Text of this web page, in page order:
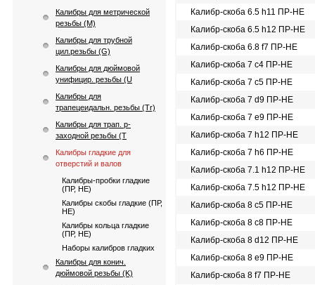
Калибры для метрической
резьбы (М)
Калибры для трубной
цил.резьбы (G)
Калибры для дюймовой
унифицир. резьбы (U
Калибры для
трапецеидальн. резьбы (Tr)
Калибры для трап. p-
заходной резьбы (T
Калибры гладкие для
отверстий и валов
Калибры-пробки гладкие
(ПР, НЕ)
Калибры скобы гладкие (ПР,
НЕ)
Калибры кольца гладкие
(ПР, НЕ)
Наборы калибров гладких
Калибры для конич.
дюймовой резьбы (K)
Калибр-скоба 6.5 h11 ПР-НЕ
Калибр-скоба 6.5 h12 ПР-НЕ
Калибр-скоба 6.8 f7 ПР-НЕ
Калибр-скоба 7 c4 ПР-НЕ
Калибр-скоба 7 c5 ПР-НЕ
Калибр-скоба 7 d9 ПР-НЕ
Калибр-скоба 7 e9 ПР-НЕ
Калибр-скоба 7 h12 ПР-НЕ
Калибр-скоба 7 h6 ПР-НЕ
Калибр-скоба 7.1 h12 ПР-НЕ
Калибр-скоба 7.5 h12 ПР-НЕ
Калибр-скоба 8 c5 ПР-НЕ
Калибр-скоба 8 c8 ПР-НЕ
Калибр-скоба 8 d12 ПР-НЕ
Калибр-скоба 8 e9 ПР-НЕ
Калибр-скоба 8 f7 ПР-НЕ